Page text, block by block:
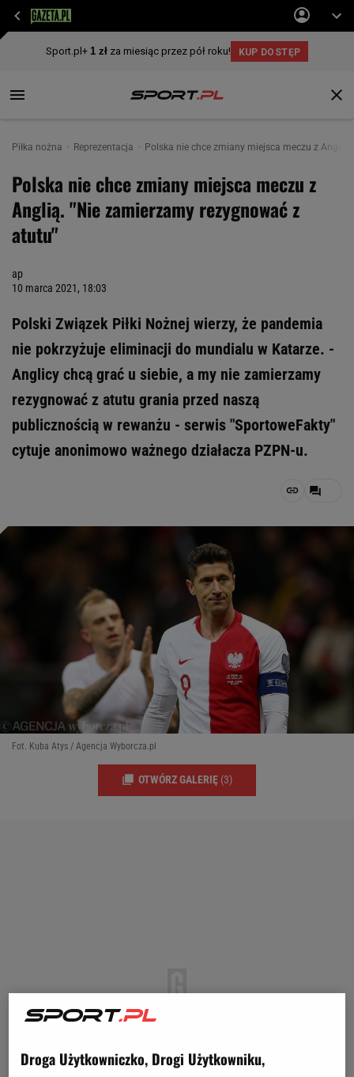
Piłka nożna Reprezentacja Polska nie chce zmiany miejsca meczu z
Polska nie chce zmiany miejsca meczu z
Anglią. "Nie zamierzamy rezygnować z
atutu"
ap
10 marca 2021, 18:03
Polski Związek Piłki Nożnej wierzy, że pandemia
nie pokrzyżuje eliminacji do mundialu w Katarze. -
Anglicy chcą grać u siebie, a my nie zamierzamy
rezygnować z atutu grania przed naszą
publicznością w rewanżu - serwis "SportoweFakty"
cytuje anonimowo ważnego działacza PZPN-u.
Fot. Kuba Atys / Agencja Wyborcza.pl
OTWÓRZ GALERIĘ (3)
Droga Użytkowniczko, Drogi Użytkowniku,